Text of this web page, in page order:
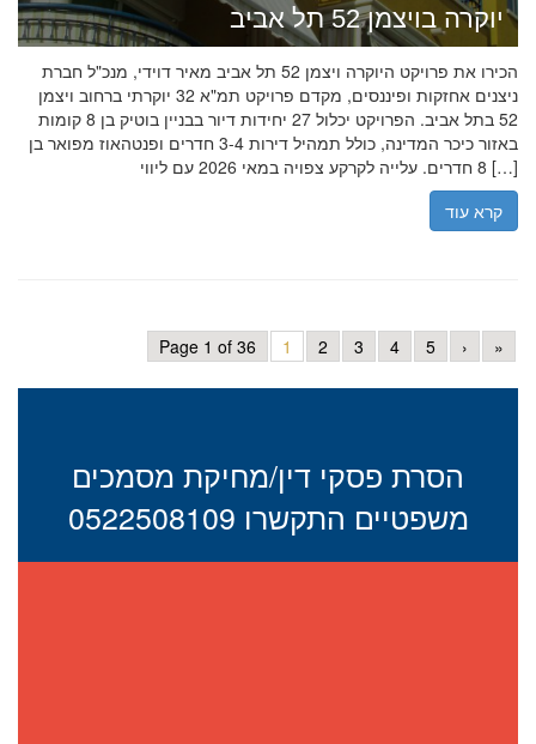
יוקרה בויצמן 52 תל אביב
הכירו את פרויקט היוקרה ויצמן 52 תל אביב מאיר דוידי, מנכ"ל חברת
ניצנים אחזקות ופיננסים, מקדם פרויקט תמ"א 32 יוקרתי ברחוב ויצמן
52 בתל אביב. הפרויקט יכלול 27 יחידות דיור בבניין בוטיק בן 8 קומות
באזור כיכר המדינה, כולל תמהיל דירות 3-4 חדרים ופנטהאוז מפואר בן
8 חדרים. עלייה לקרקע צפויה במאי 2026 עם ליווי […]
קרא עוד
Page 1 of 36 1 2 3 4 5 › »
הסרת פסקי דין/מחיקת מסמכים
משפטיים התקשרו 0522508109